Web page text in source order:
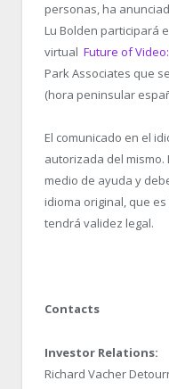
personas, ha
Lu Bolden participará
virtual Future of
Park Associates que
(hora peninsular
El comunicado en el
autorizada del mismo.
medio de ayuda y
idioma original, que
tendrá validez legal.
Contacts
Investor Relations:
Richard Vacher